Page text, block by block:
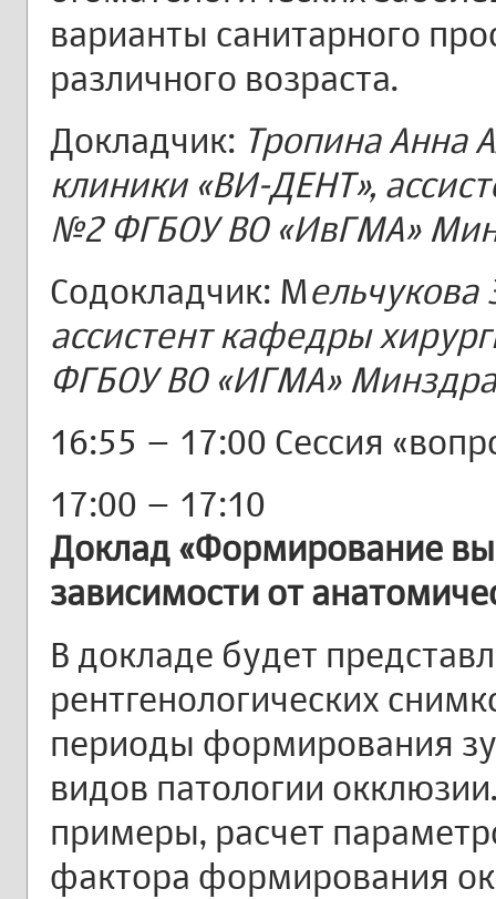
варианты санитарного
различного возраста.
Докладчик: Тропина Анна
клиники «ВИ-ДЕНТ»,
№2 ФГБОУ ВО «ИвГМА»
Содокладчик: М
ассистент кафедры
ФГБОУ ВО «ИГМА»
16:55 – 17:00 Сессия
17:00 – 17:10
Доклад «Формирование
зависимости от
В докладе будет
рентгенологических
периоды формирования
видов патологии
примеры, расчет
фактора формирования